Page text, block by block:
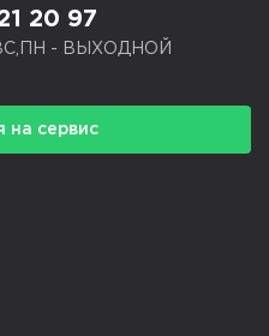
Подробнее
Партнер
20 97
- ВЫХОДНОЙ
на сервис